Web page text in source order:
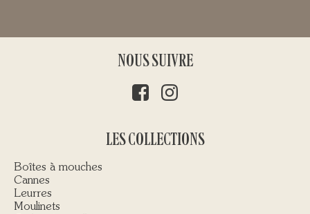
NOUS SUIVRE
LES COLLECTIONS
Boîtes à mouches
Cannes
Leurres
Moulinets